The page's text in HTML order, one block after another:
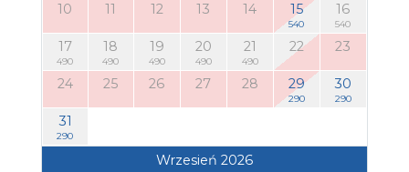
10 11 12 13 14 15
540
16
540
17
490
18
490
19
490
20
490
21
490
22 23
24 25 26 27 28 29
290
30
290
31
290
Wrzesień 2026